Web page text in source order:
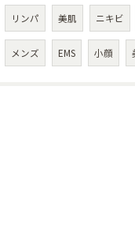
リンパ 美肌 ニキビ
メンズ EMS 小顔